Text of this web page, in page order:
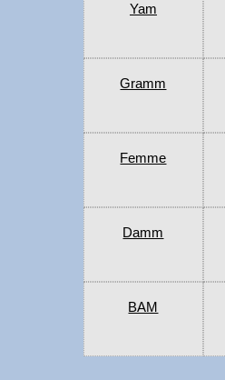
Yam
Gramm
Femme
Damm
BAM